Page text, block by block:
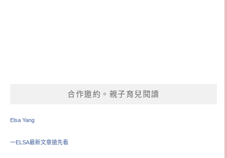
合作邀約。親子育兒閱讀
Elsa Yang
一ELSA最新文章搶先看